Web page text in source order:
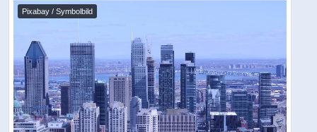
Pixabay / Symbolbild